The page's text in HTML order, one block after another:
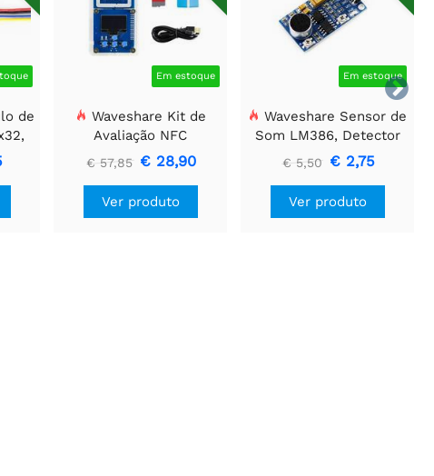

de
Em estoque
Waveshare Kit de
Avaliação NFC
ST25R3911B, Leitor NFC
+ Cartão TF + Cabo USB
€ 57,85 € 28,90
Ver produto
Em estoque
Waveshare Sensor de
Som LM386, Detector
de Som, Compatível
com Arduino
€ 5,50 € 2,75
Ver produto